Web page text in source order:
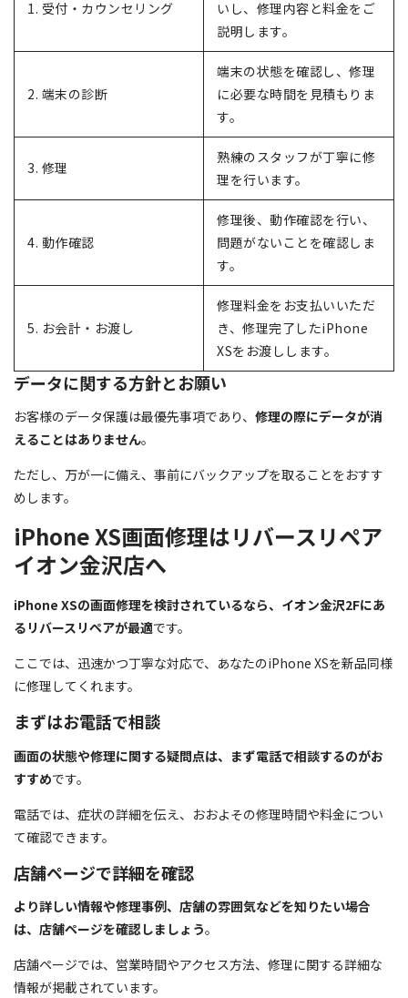
1. 受付・カウンセリング
いし、修理内容と料金をご
説明します。
2. 端末の診断
端末の状態を確認し、修理
に必要な時間を見積もりま
す。
3. 修理
熟練のスタッフが丁寧に修
理を行います。
4. 動作確認
修理後、動作確認を行い、
問題がないことを確認しま
す。
5. お会計・お渡し
修理料金をお支払いいただ
き、修理完了したiPhone
XSをお渡しします。
データに関する方針とお願い
お客様のデータ保護は最優先事項であり、 修理の際にデータが消
えることはありません。
ただし、万が一に備え、事前にバックアップを取ることをおすす
めします。
iPhone XS画面修理はリバースリペア
イオン金沢店へ
iPhone XSの画面修理を検討されているなら、イオン金沢2Fにあ
るリバースリペアが最適です。
ここでは、迅速かつ丁寧な対応で、あなたのiPhone XSを新品同様
に修理してくれます。
まずはお電話で相談
画面の状態や修理に関する疑問点は、まず電話で相談するのがお
すすめです。
電話では、症状の詳細を伝え、おおよその修理時間や料金につい
て確認できます。
店舗ページで詳細を確認
より詳しい情報や修理事例、店舗の雰囲気などを知りたい場合
は、店舗ページを確認しましょう。
店舗ページでは、営業時間やアクセス方法、修理に関する詳細な
情報が掲載されています。